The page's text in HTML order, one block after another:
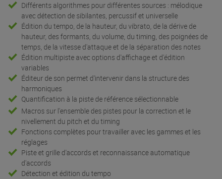
Différents algorithmes pour différentes sources : mélodique
avec détection de sibilantes, percussif et universelle
Édition du tempo, de la hauteur, du vibrato, de la dérive de
hauteur, des formants, du volume, du timing, des poignées de
temps, de la vitesse d'attaque et de la séparation des notes
Édition multipiste avec options d'affichage et d'édition
variables
Éditeur de son permet d'intervenir dans la structure des
harmoniques
Quantification à la piste de référence sélectionnable
Macros sur l'ensemble des pistes pour la correction et le
nivellement du pitch et du timing
Fonctions complètes pour travailler avec les gammes et les
réglages
Piste et grille d'accords et reconnaissance automatique
d'accords
Détection et édition du tempo